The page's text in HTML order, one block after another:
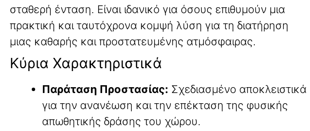
σταθερή ένταση. Είναι ιδανικό για όσους επιθυμούν μια
πρακτική και ταυτόχρονα κομψή λύση για τη διατήρηση
μιας καθαρής και προστατευμένης ατμόσφαιρας.
Κύρια Χαρακτηριστικά
Παράταση Προστασίας: Σχεδιασμένο αποκλειστικά
για την ανανέωση και την επέκταση της φυσικής
απωθητικής δράσης του χώρου.